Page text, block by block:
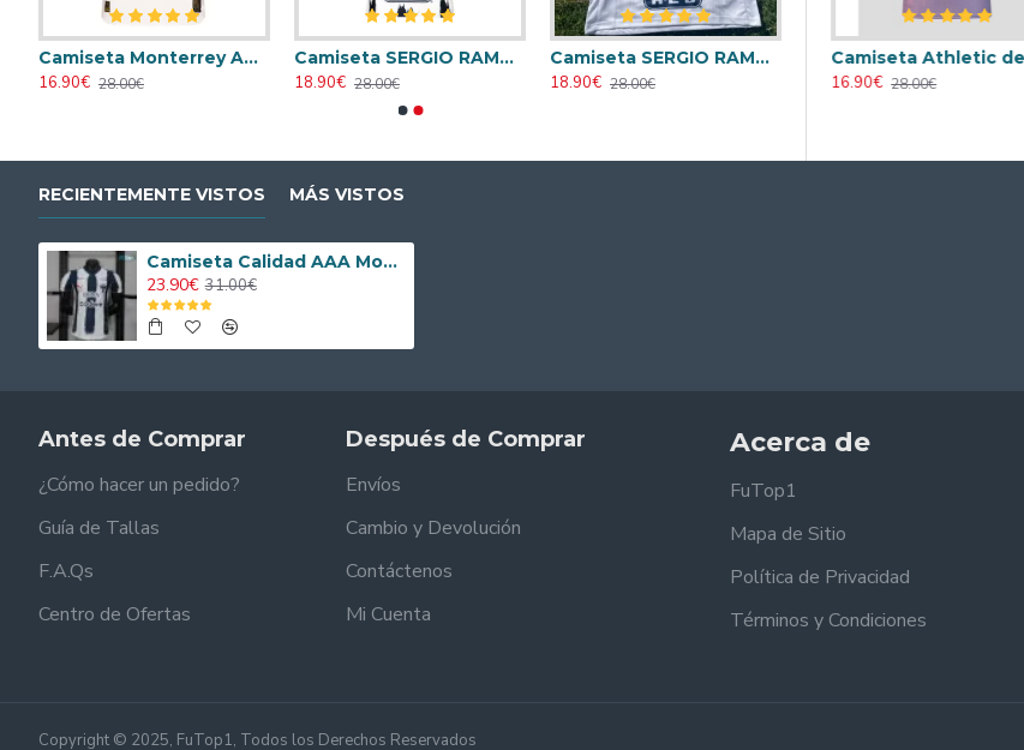
Camiseta Monterrey Away 2025/2026
16.90€ 28.00€
Camiseta SERGIO RAMOS 93 Monterrey Home 2025/2026
18.90€ 28.00€
Camiseta SERGIO RAMOS 93 Monterrey Away 2025/2026
18.90€ 28.00€
23.90€ 31.00€
23.90€ 31.00€
23.90€ 31.00€
16.90€ 28.00€
RECIENTEMENTE VISTOS MÁS VISTOS
Camiseta Calidad AAA Monterrey Local 2025/26 Versión Jugador
23.90€ 31.00€
Antes de Comprar
¿Cómo hacer un pedido?
Guía de Tallas
F.A.Qs
Centro de Ofertas
Después de Comprar
Envíos
Cambio y Devolución
Contáctenos
Mi Cuenta
Acerca de
FuTop1
Mapa de Sitio
Política de Privacidad
Términos y Condiciones
Copyright © 2025, FuTop1, Todos los Derechos Reservados